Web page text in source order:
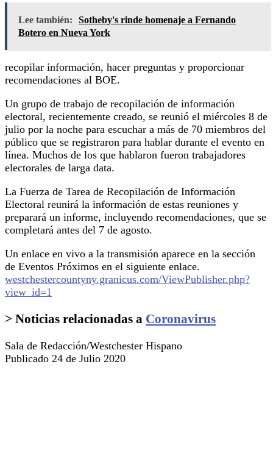
Lee también:
Sotheby's rinde homenaje a Fernando
Botero en Nueva York
recopilar información, hacer preguntas y proporcionar
recomendaciones al BOE.
Un grupo de trabajo de recopilación de información
electoral, recientemente creado, se reunió el miércoles 8 de
julio por la noche para escuchar a más de 70 miembros del
público que se registraron para hablar durante el evento en
línea. Muchos de los que hablaron fueron trabajadores
electorales de larga data.
La Fuerza de Tarea de Recopilación de Información
Electoral reunirá la información de estas reuniones y
preparará un informe, incluyendo recomendaciones, que se
completará antes del 7 de agosto.
Un enlace en vivo a la transmisión aparece en la sección
de Eventos Próximos en el siguiente enlace.
westchestercountyny.granicus.com/ViewPublisher.php?
view_id=1
> Noticias relacionadas a Coronavirus
Sala de Redacción/Westchester Hispano
Publicado 24 de Julio 2020